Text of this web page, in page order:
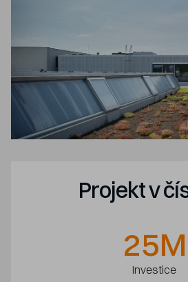
Projekt v
25M
Investice